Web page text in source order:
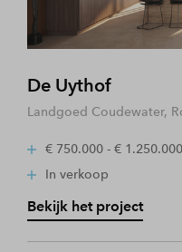
De Uythof
Landgoed Coudewater,
€ 750.000 - € 1.250.000
In verkoop
Bekijk het project